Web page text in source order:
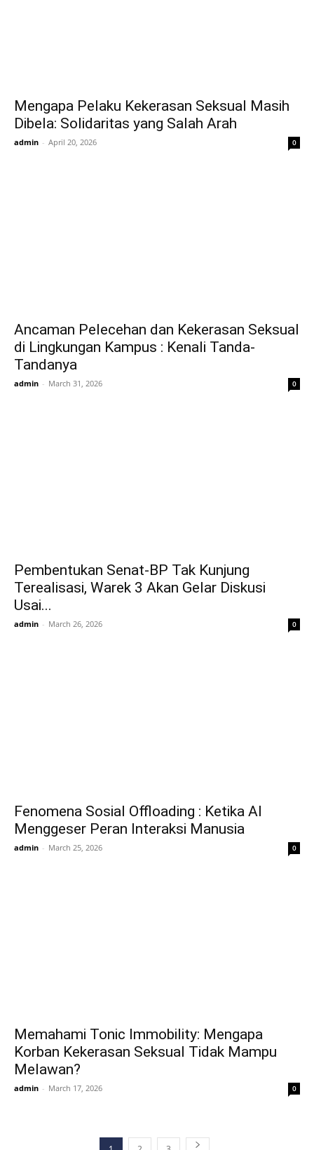
Mengapa Pelaku Kekerasan Seksual Masih
Dibela: Solidaritas yang Salah Arah
admin - April 20, 2026 0
Ancaman Pelecehan dan Kekerasan Seksual
di Lingkungan Kampus : Kenali Tanda-
Tandanya
admin - March 31, 2026 0
Pembentukan Senat-BP Tak Kunjung
Terealisasi, Warek 3 Akan Gelar Diskusi
Usai...
admin - March 26, 2026 0
Fenomena Sosial Offloading : Ketika AI
Menggeser Peran Interaksi Manusia
admin - March 25, 2026 0
Memahami Tonic Immobility: Mengapa
Korban Kekerasan Seksual Tidak Mampu
Melawan?
admin - March 17, 2026 0